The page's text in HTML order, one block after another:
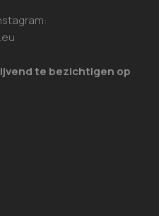
te bezichtigen op